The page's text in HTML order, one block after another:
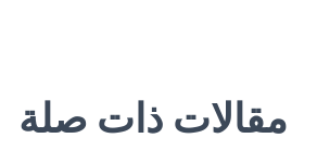
مقالات ذات صلة